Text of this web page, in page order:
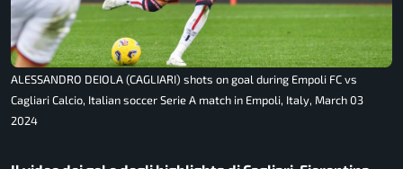
ALESSANDRO DEIOLA (CAGLIARI) shots on goal during Empoli FC vs
Cagliari Calcio, Italian soccer Serie A match in Empoli, Italy, March 03
2024